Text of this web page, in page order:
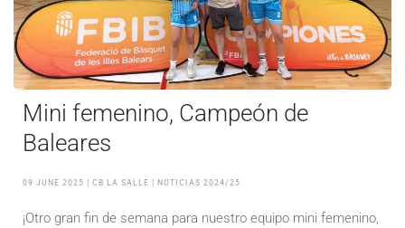
Mini femenino, Campeón de
Baleares
09 JUNE 2025 | CB LA SALLE | NOTICIAS 2024/25
¡Otro gran fin de semana para nuestro equipo mini femenino,